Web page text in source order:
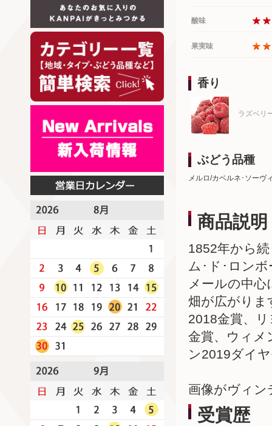
酸味
果実味
香り
ラズベリ
ぶどう品種
メルロ/カベルネ･ソーヴ
商品説明
1852年から
ム･ド･ロン
メールの中
畑が広がりま
2018金賞、
金賞、ウィ
ン2019ダイ
画像がヴィン
受賞歴